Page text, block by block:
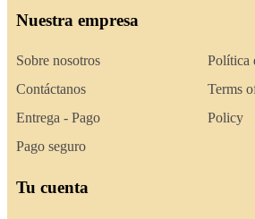
Nuestra empresa
Sobre nosotros
Contáctanos
Entrega - Pago
Pago seguro
Política
Terms
Policy
Tu cuenta